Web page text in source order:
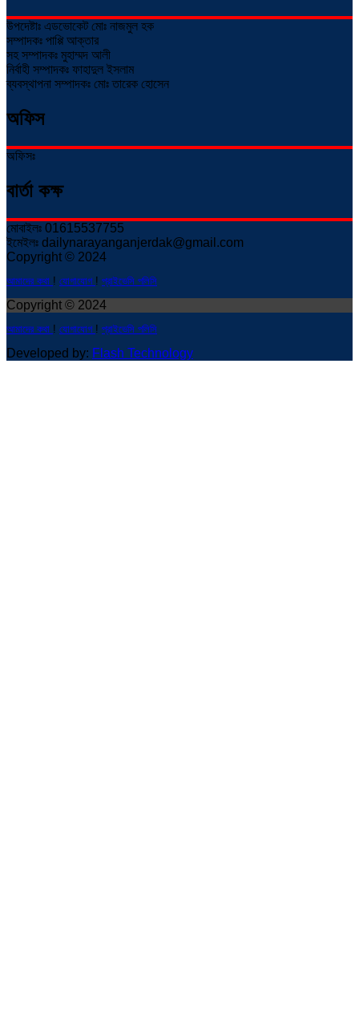
উপদেষ্টাঃ এডভোকেট মোঃ নাজমুল হক
সম্পাদকঃ পাপ্পি আক্তার
সহ সম্পাদকঃ মুহাম্মদ আলী
নির্বাহী সম্পাদকঃ ফাহাদুল ইসলাম
ব্যবস্থাপনা সম্পাদকঃ মোঃ তারেক হোসেন
অফিস
অফিসঃ
বার্তা কক্ষ
মোবাইলঃ 01615537755
ইমেইলঃ dailynarayanganjerdak@gmail.com
Copyright © 2024
আমাদের কথা ! যোগাযোগ ! প্রাইভেসি পলিসি
Copyright © 2024
আমাদের কথা ! যোগাযোগ ! প্রাইভেসি পলিসি
Developed by: Flash Technology